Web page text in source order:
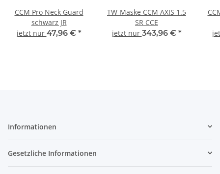
CCM Pro Neck Guard
schwarz JR
jetzt nur 47,96 € *
TW-Maske CCM AXIS 1.5
SR CCE
jetzt nur 343,96 € *
Informationen
Gesetzliche Informationen